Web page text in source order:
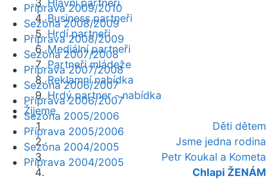
Hlavní partneři
Business partneři
Hrdí partneři
Mediální partneři
Partneři mládeže
Reklamní nabídka
Hrdý partner - nabídka
Žijeme
Děti dětem
Jsme jedna rodina
Petr Koukal a Kometa
Chlapi ŽENÁM
Příprava 2009/2010
Sezóna 2008/2009
Příprava 2008/2009
Sezóna 2007/2008
Příprava 2007/2008
Sezóna 2006/2007
Příprava 2006/2007
Sezóna 2005/2006
Příprava 2005/2006
Sezóna 2004/2005
Příprava 2004/2005